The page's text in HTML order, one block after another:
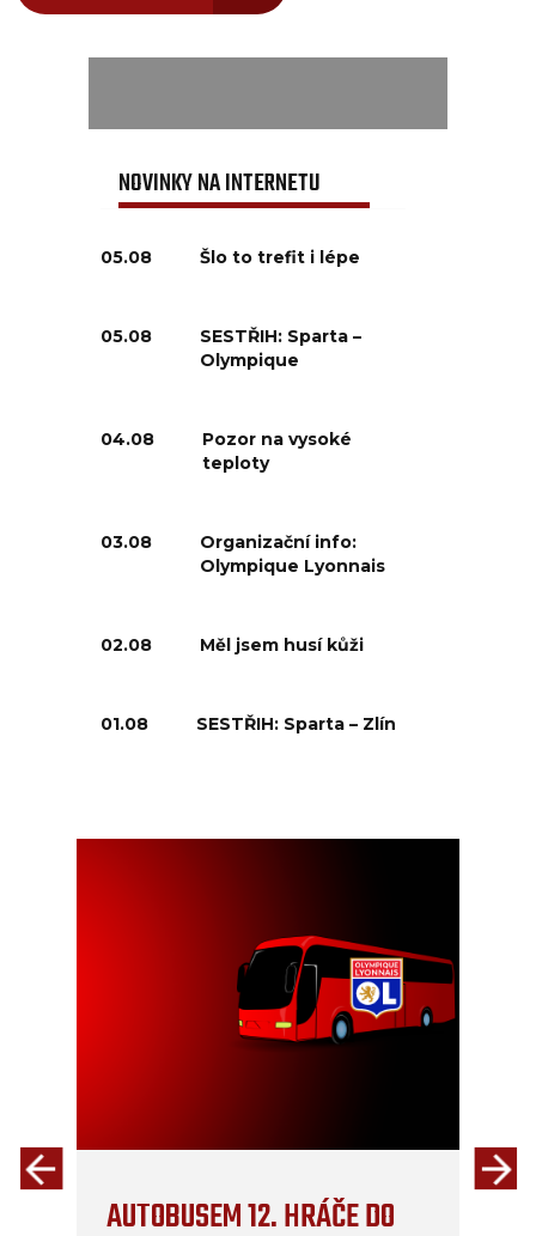
NOVINKY NA INTERNETU
05.08 Šlo to trefit i lépe
05.08
SESTŘIH: Sparta –
Olympique
04.08
Pozor na vysoké
teploty
03.08
Organizační info:
Olympique Lyonnais
02.08 Měl jsem husí kůži
01.08 SESTŘIH: Sparta – Zlín
AUTOBUSEM 12. HRÁČE DO